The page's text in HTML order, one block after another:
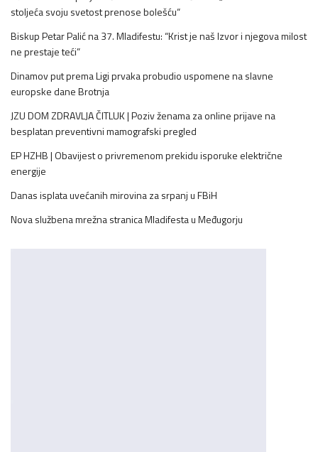
stoljeća svoju svetost prenose bolešću“
Biskup Petar Palić na 37. Mladifestu: “Krist je naš Izvor i njegova milost
ne prestaje teći”
Dinamov put prema Ligi prvaka probudio uspomene na slavne
europske dane Brotnja
JZU DOM ZDRAVLJA ČITLUK | Poziv ženama za online prijave na
besplatan preventivni mamografski pregled
EP HZHB | Obavijest o privremenom prekidu isporuke električne
energije
Danas isplata uvećanih mirovina za srpanj u FBiH
Nova službena mrežna stranica Mladifesta u Međugorju